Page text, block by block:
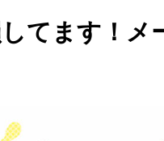
てます！メ